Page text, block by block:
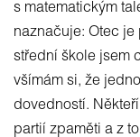
s matematickým
naznačuje: Otec je
střední škole jsem
všímám si, že
dovedností.
partií zpaměti a z